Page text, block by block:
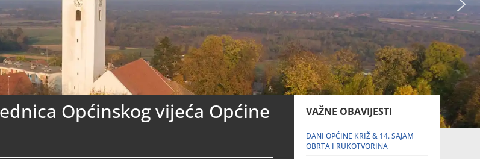
Općinskog vijeća Općine
VAŽNE OBAVIJESTI
DANI OPĆINE KRIŽ & 14. SAJAM
OBRTA I RUKOTVORINA